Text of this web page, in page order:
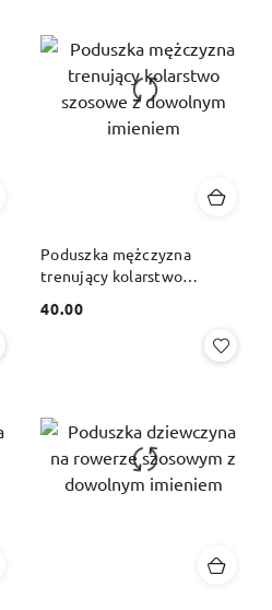
Poduszka mężczyzna
trenujący kolarstwo
imieniem
Cena:
40.00